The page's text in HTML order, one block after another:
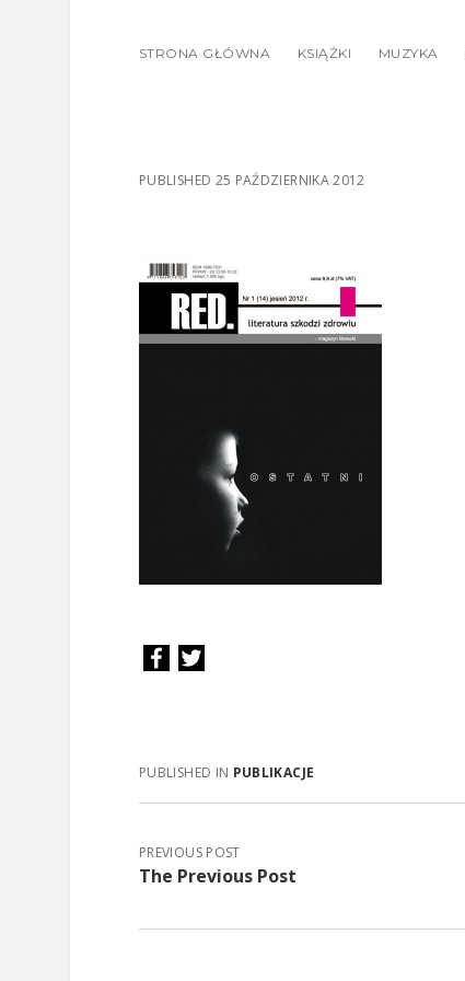
STRONA GŁÓWNA KSIĄŻKI MUZYKA
PUBLISHED 25 PAŹDZIERNIKA 2012
PUBLISHED IN PUBLIKACJE
PREVIOUS POST
The Previous Post